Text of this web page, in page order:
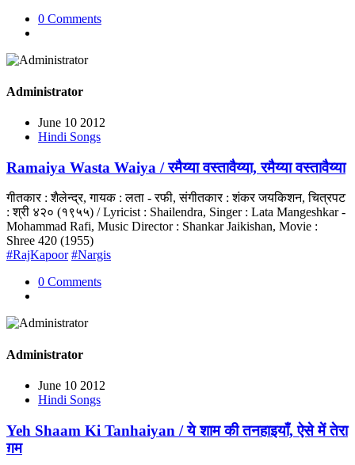
0 Comments
Administrator
June 10 2012
Hindi Songs
Ramaiya Wasta Waiya / रमैय्या वस्तावैय्या, रमैय्या वस्तावैय्या
गीतकार : शैलेन्द्र, गायक : लता - रफी, संगीतकार : शंकर जयकिशन, चित्रपट
: श्री ४२० (१९५५) / Lyricist : Shailendra, Singer : Lata Mangeshkar -
Mohammad Rafi, Music Director : Shankar Jaikishan, Movie :
Shree 420 (1955)
#RajKapoor #Nargis
0 Comments
Administrator
June 10 2012
Hindi Songs
Yeh Shaam Ki Tanhaiyan / ये शाम की तनहाइयाँ, ऐसे में तेरा
ग़म